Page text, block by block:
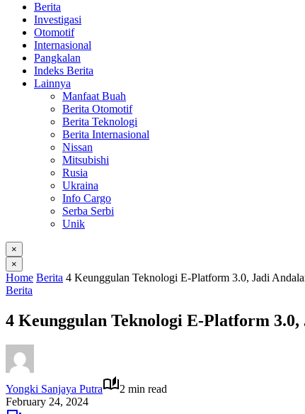
Berita
Investigasi
Otomotif
Internasional
Pangkalan
Indeks Berita
Lainnya
Manfaat Buah
Berita Otomotif
Berita Teknologi
Berita Internasional
Nissan
Mitsubishi
Rusia
Ukraina
Info Cargo
Serba Serbi
Unik
×
×
Home Berita 4 Keunggulan Teknologi E-Platform 3.0, Jadi
Berita
4 Keunggulan Teknologi E-Platform
Yongki Sanjaya Putra
2 min read
February 24, 2024